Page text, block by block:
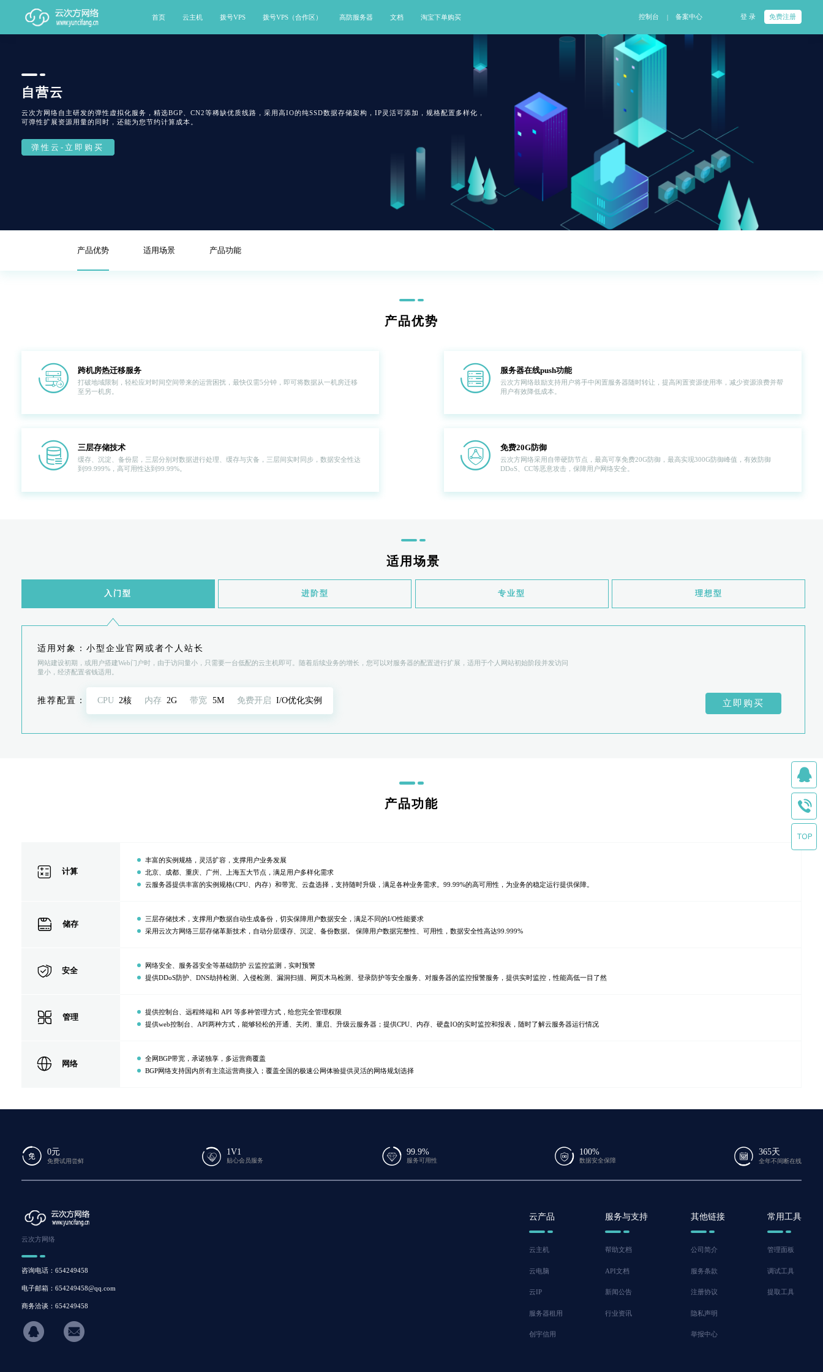
首页 云主机 拨号VPS 拨号VPS（合作区） 高防服务器 文档 淘宝下单购买 控制台 | 备案中心 登 录 免费注册
自营云
云次方网络自主研发的弹性虚拟化服务，精选BGP、CN2等稀缺优质线路，采用高IO的纯SSD数据存储架构，IP灵活可添加，规格配置多样化，
可弹性扩展资源用量的同时，还能为您节约计算成本。
弹性云-立即购买
产品优势 适用场景 产品功能
产品优势
hicon41 跨机房热迁移服务
打破地域限制，轻松应对时间空间带来的运营困扰，最快仅需5分钟，即可将数据从一机房迁移
至另一机房。
hicon42 服务器在线push功能
云次方网络鼓励支持用户将手中闲置服务器随时转让，提高闲置资源使用率，减少资源浪费并帮
用户有效降低成本。
hicon43 三层存储技术
缓存、沉淀、备份层，三层分别对数据进行处理、缓存与灾备，三层间实时同步，数据安全性达
到99.999%，高可用性达到99.99%。
hicon44 免费20G防御
云次方网络采用自带硬防节点，最高可享免费20G防御，最高实现300G防御峰值，有效防御
DDoS、CC等恶意攻击，保障用户网络安全。
适用场景
入门型 进阶型 专业型 理想型
适用对象：小型企业官网或者个人站长
网站建设初期，或用户搭建Web门户时，由于访问量小，只需要一台低配的云主机即可。随着后续业务的增长，您可以对服务器的配置进行扩展，适用于个人网站初始阶段并发访问
量小，经济配置省钱适用。
推荐配置： CPU 2核 内存 2G 带宽 5M 免费开启 I/O优化实例 立即购买
产品功能
hicon45 计算
丰富的实例规格，灵活扩容，支撑用户业务发展
北京、成都、重庆、广州、上海五大节点，满足用户多样化需求
云服务器提供丰富的实例规格(CPU、内存）和带宽、云盘选择，支持随时升级，满足各种业务需求。99.99%的高可用性，为业务的稳定运行提供保障。
hicon46 储存
三层存储技术，支撑用户数据自动生成备份，切实保障用户数据安全，满足不同的I/O性能要求
采用云次方网络三层存储革新技术，自动分层缓存、沉淀、备份数据。 保障用户数据完整性、可用性，数据安全性高达99.999%
hicon47 安全
网络安全、服务器安全等基础防护 云监控监测，实时预警
提供DDoS防护、DNS劫持检测、入侵检测、漏洞扫描、网页木马检测、登录防护等安全服务、对服务器的监控报警服务，提供实时监控，性能高低一目了然
hicon48 管理
提供控制台、远程终端和 API 等多种管理方式，给您完全管理权限
提供web控制台、API两种方式，能够轻松的开通、关闭、重启、升级云服务器；提供CPU、内存、硬盘IO的实时监控和报表，随时了解云服务器运行情况
hicon49 网络
全网BGP带宽，承诺独享，多运营商覆盖
BGP网络支持国内所有主流运营商接入；覆盖全国的极速公网体验提供灵活的网络规划选择
0元
免费试用尝鲜
1V1
贴心会员服务
99.9%
服务可用性
100%
数据安全保障
365天
全年不间断在线
云次方网络
咨询电话：654249458
电子邮箱：654249458@qq.com
商务洽谈：654249458
hicon34
云产品
云主机
云电脑
云IP
服务器租用
创宇信用
服务与支持
帮助文档
API文档
新闻公告
行业资讯
其他链接
公司简介
服务条款
注册协议
隐私声明
举报中心
常用工具
管理面板
调试工具
提取工具